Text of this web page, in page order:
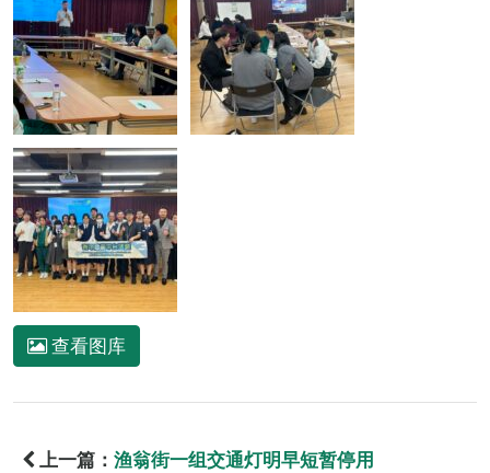
查看图库
上一篇： 渔翁街一组交通灯明早短暂停用